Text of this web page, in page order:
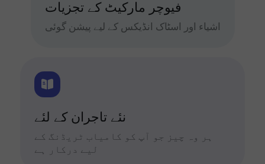
فیوچر مارکیٹ کے تجزیات
اشیاء اور اسٹاک انڈیکس کے لیے پیشن گوئی
نئے تاجران کے لئے
ہر وہ چیز جو آپ کو کامیاب ٹریڈنگ کے
لیے درکار ہے